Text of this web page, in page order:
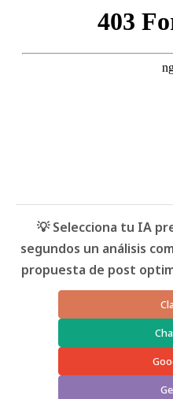
💡 Selecciona tu IA
segundos un análisis
propuesta de post